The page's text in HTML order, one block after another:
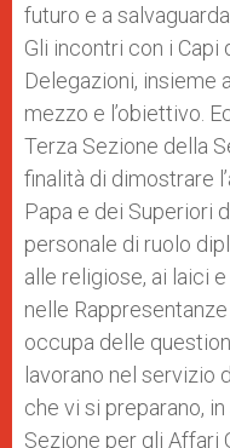
futuro e a
Gli incontri con i
Delegazioni, insieme
mezzo e l’obiettivo.
Terza Sezione della
finalità di dimostrare
Papa e dei Superiori
personale di ruolo
alle religiose, ai laici
nelle
occupa delle
lavorano nel servizio
che vi si preparano,
Sezione per gli Affari